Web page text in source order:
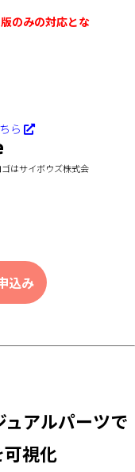
のみの対応とな
ら
はサイボウズ株式会
込み
ュアルパーツで
視化